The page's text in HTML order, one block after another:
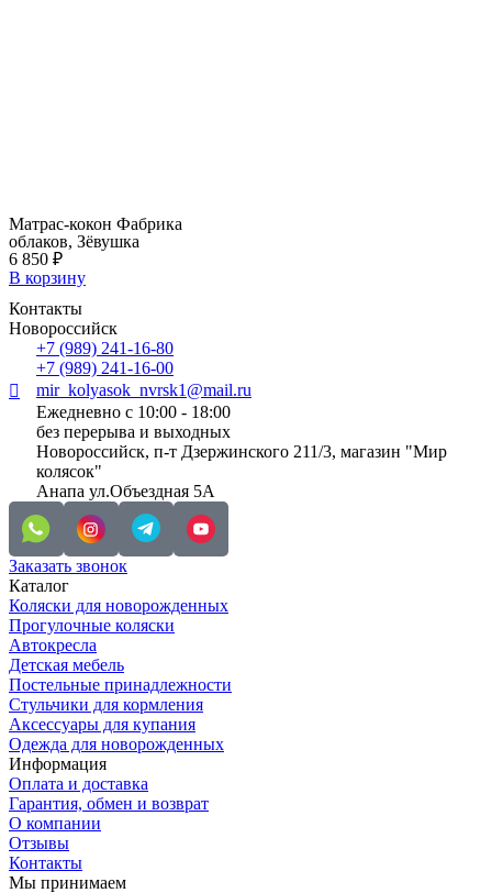
Матрас-кокон Фабрика
облаков, Зёвушка
6 850 ₽
В корзину
Контакты
Новороссийск
+7 (989) 241-16-80
+7 (989) 241-16-00
mir_kolyasok_nvrsk1@mail.ru
Ежедневно с 10:00 - 18:00
без перерыва и выходных
Новороссийск, п-т Дзержинского 211/3, магазин "Мир
колясок"
Анапа ул.Объездная 5А
Заказать звонок
Каталог
Коляски для новорожденных
Прогулочные коляски
Автокресла
Детская мебель
Постельные принадлежности
Стульчики для кормления
Аксессуары для купания
Одежда для новорожденных
Информация
Оплата и доставка
Гарантия, обмен и возврат
О компании
Отзывы
Контакты
Мы принимаем